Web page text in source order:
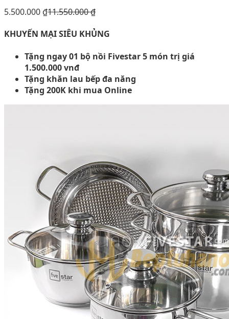
5.500.000 ₫11.550.000₫
KHUYẾN MẠI SIÊU KHỦNG
Tặng ngay 01 bộ nồi Fivestar 5 món trị giá
1.500.000 vnđ
Tặng khăn lau bếp đa năng
Tặng 200K khi mua Online